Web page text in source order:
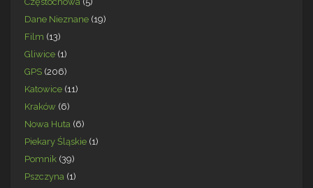
Dane Nieznane (19)
Film (13)
Gliwice (1)
GPS (206)
Katowice (11)
Kraków (6)
Nowa Huta (6)
Piekary Śląskie (1)
Pomnik (39)
Pszczyna (1)